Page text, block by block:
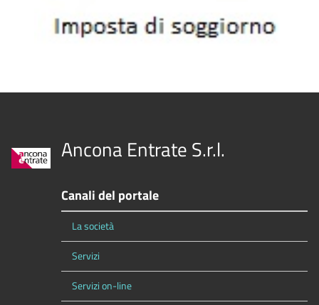
Ancona Entrate S.r.l.
Canali del portale
La società
Servizi
Servizi on-line